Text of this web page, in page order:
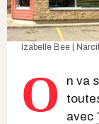
Izabelle Bee |
O
n va
avec